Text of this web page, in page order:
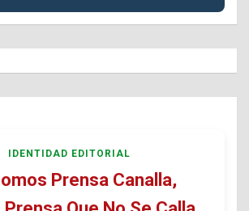
IDENTIDAD EDITORIAL
Prensa Canalla,